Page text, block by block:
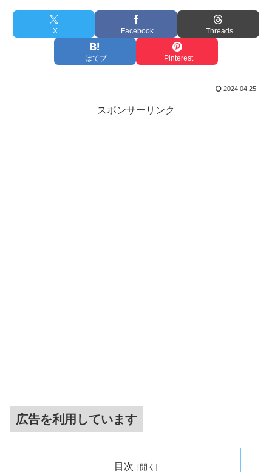
X Facebook Threads
はてブ Pinterest
2024.04.25
スポンサーリンク
広告を利用しています
目次